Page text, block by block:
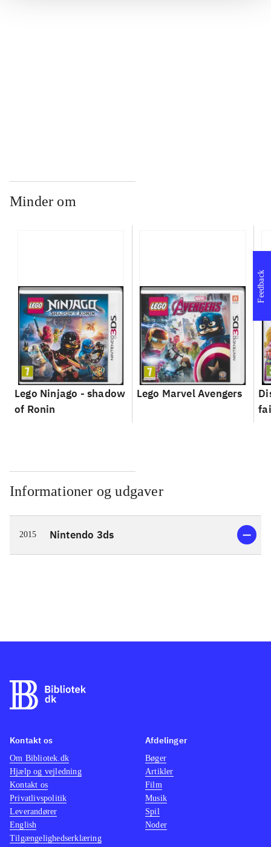
Minder om
Lego Ninjago - shadow
of Ronin
Lego Marvel Avengers
Informationer og udgaver
2015 Nintendo 3ds
Feedback
Kontakt os
Om Bibliotek.dk
Hjælp og vejledning
Kontakt os
Privatlivspolitik
Leverandører
English
Tilgængelighedserklæring
Afdelinger
Bøger
Artikler
Film
Musik
Spil
Noder